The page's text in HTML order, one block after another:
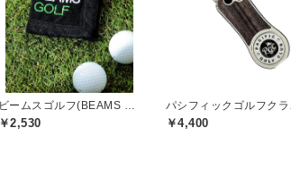
￥2,530 ￥4,400